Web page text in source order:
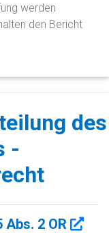
werden
den Bericht
des
-
2 OR